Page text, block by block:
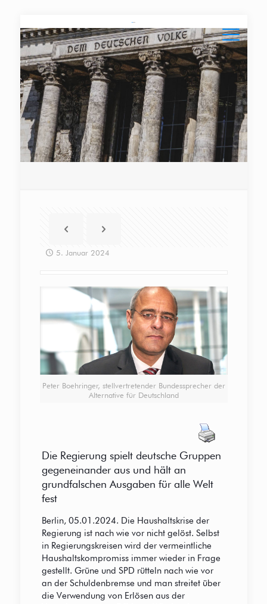
5. Januar 2024
Peter Boehringer, stellvertretender Bundessprecher der
Alternative für Deutschland
Die Regierung spielt deutsche Gruppen
gegeneinander aus und hält an
grundfalschen Ausgaben für alle Welt
fest
Berlin, 05.01.2024. Die Haushaltskrise der
Regierung ist nach wie vor nicht gelöst. Selbst
in Regierungskreisen wird der vermeintliche
Haushaltskompromiss immer wieder in Frage
gestellt. Grüne und SPD rütteln nach wie vor
an der Schuldenbremse und man streitet über
die Verwendung von Erlösen aus der